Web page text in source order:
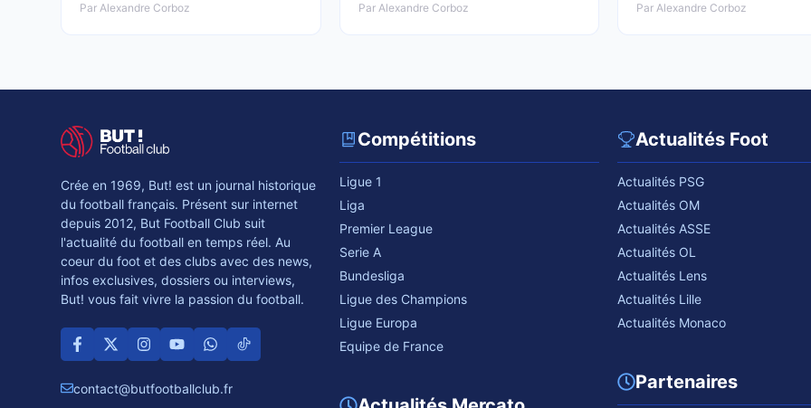
Par Alexandre Corboz Par Alexandre Corboz Par Alexandre Corboz
Crée en 1969, But! est un journal historique
du football français. Présent sur internet
depuis 2012, But Football Club suit
l'actualité du football en temps réel. Au
coeur du foot et des clubs avec des news,
infos exclusives, dossiers ou interviews,
But! vous fait vivre la passion du football.
contact@butfootballclub.fr
Compétitions
Ligue 1
Liga
Premier League
Serie A
Bundesliga
Ligue des Champions
Ligue Europa
Equipe de France
Actualités Foot
Actualités PSG
Actualités OM
Actualités ASSE
Actualités OL
Actualités Lens
Actualités Lille
Actualités Monaco
Partenaires